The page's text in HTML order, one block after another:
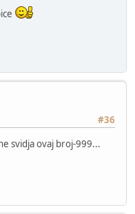
#36
svidja ovaj broj-999...